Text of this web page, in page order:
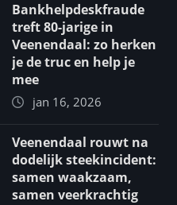
Bankhelpdeskfraude
treft 80-jarige in
Veenendaal: zo herken
je de truc en help je
mee
jan 16, 2026
Veenendaal rouwt na
dodelijk steekincident:
samen waakzaam,
samen veerkrachtig